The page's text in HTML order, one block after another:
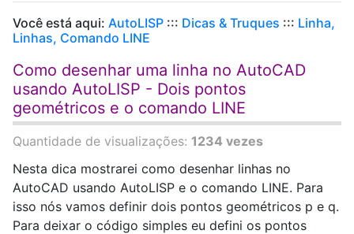
Você está aqui: AutoLISP ::: Dicas & Truques ::: Linha,
Linhas, Comando LINE
Como desenhar uma linha no AutoCAD
usando AutoLISP - Dois pontos
geométricos e o comando LINE
Quantidade de visualizações: 1234 vezes
Nesta dica mostrarei como desenhar linhas no
AutoCAD usando AutoLISP e o comando LINE. Para
isso nós vamos definir dois pontos geométricos p e q.
Para deixar o código simples eu defini os pontos